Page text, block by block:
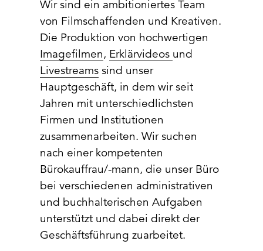
Wir sind ein ambitioniertes Team
von Filmschaffenden und Kreativen.
Die Produktion von hochwertigen
Imagefilmen, Erklärvideos und
Livestreamssind unser
Hauptgeschäft, in dem wir seit
Jahren mit unterschiedlichsten
Firmen und Institutionen
zusammenarbeiten. Wir suchen
nach einer kompetenten
Bürokauffrau/-mann, die unser Büro
bei verschiedenen administrativen
und buchhalterischen Aufgaben
unterstützt und dabei direkt der
Geschäftsführung zuarbeitet.